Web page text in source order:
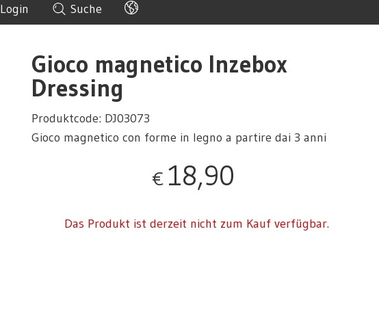
Login Suche
Gioco magnetico Inzebox
Dressing
Produktcode: DJ03073
Gioco magnetico con forme in legno a partire dai 3 anni
€ 18,90
Das Produkt ist derzeit nicht zum Kauf verfügbar.